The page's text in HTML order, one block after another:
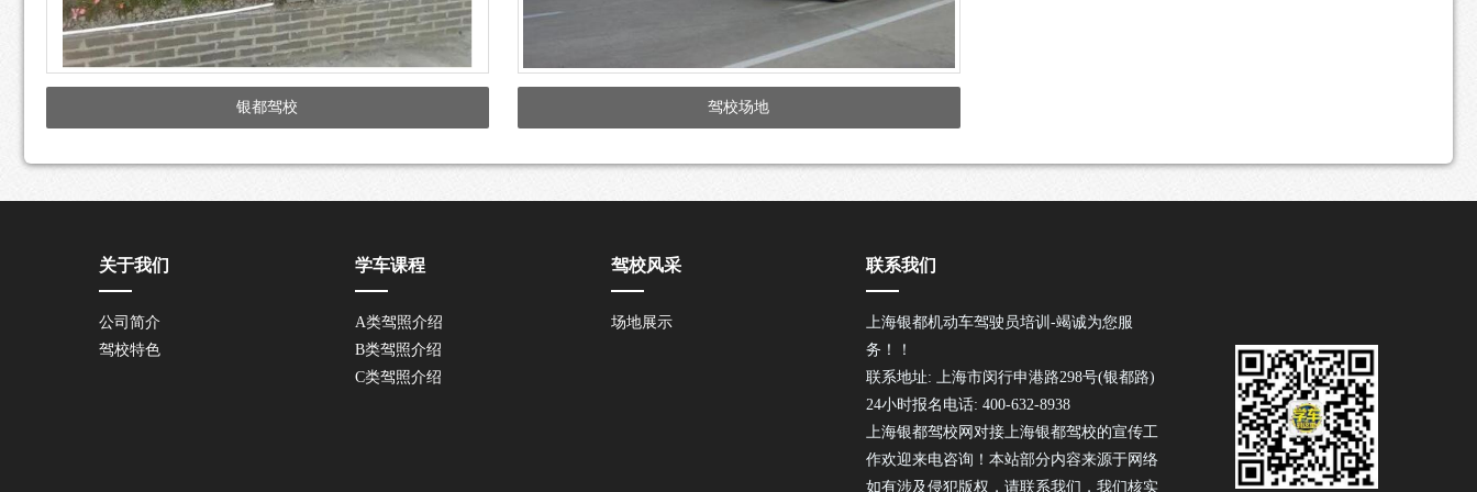
银都驾校 驾校场地
关于我们
公司简介
驾校特色
学车课程
A类驾照介绍
B类驾照介绍
C类驾照介绍
驾校风采
场地展示
联系我们
上海银都机动车驾驶员培训-竭诚为您服
务！！
联系地址: 上海市闵行申港路298号(银都路)
24小时报名电话: 400-632-8938
上海银都驾校网对接上海银都驾校的宣传工
作欢迎来电咨询！本站部分内容来源于网络
如有涉及侵犯版权，请联系我们，我们核实